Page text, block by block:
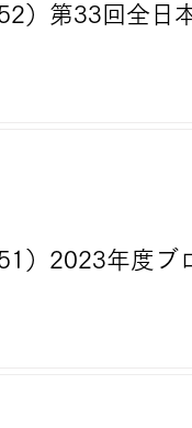
）第33回全日
）2023年度ブ